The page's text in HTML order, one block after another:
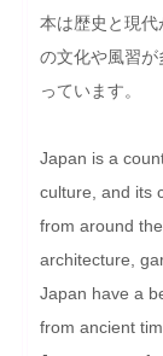
本は歴史と現代
の文化や風習
っています。
Japan is a
culture, and its
from around
architecture,
Japan have a
from ancient